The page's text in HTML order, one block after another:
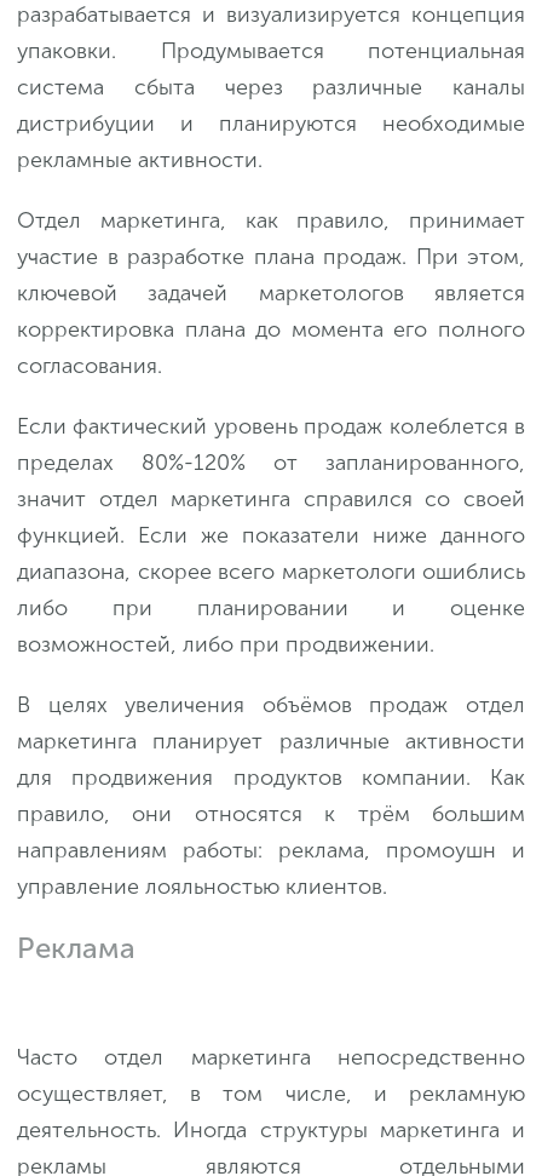
разрабатывается и визуализируется концепция
упаковки. Продумывается потенциальная
система сбыта через различные каналы
дистрибуции и планируются необходимые
рекламные активности.
Отдел маркетинга, как правило, принимает
участие в разработке плана продаж. При этом,
ключевой задачей маркетологов является
корректировка плана до момента его полного
согласования.
Если фактический уровень продаж колеблется в
пределах 80%-120% от запланированного,
значит отдел маркетинга справился со своей
функцией. Если же показатели ниже данного
диапазона, скорее всего маркетологи ошиблись
либо при планировании и оценке
возможностей, либо при продвижении.
В целях увеличения объёмов продаж отдел
маркетинга планирует различные активности
для продвижения продуктов компании. Как
правило, они относятся к трём большим
направлениям работы: реклама, промоушн и
управление лояльностью клиентов.
Реклама
Часто отдел маркетинга непосредственно
осуществляет, в том числе, и рекламную
деятельность. Иногда структуры маркетинга и
рекламы являются отдельными